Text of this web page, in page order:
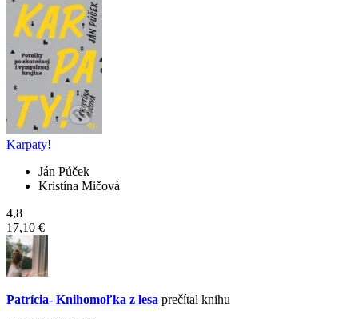
Karpaty!
Ján Púček
Kristína Mičová
4,8
17,10 €
Patrícia- Knihomoľka z lesa prečítal knihu